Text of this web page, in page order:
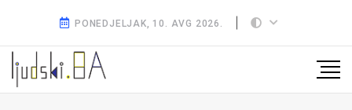
PONEDJELJAK, 10. AVG 2026.